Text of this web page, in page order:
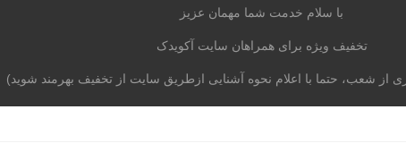
موتوری برند خودرو آکومگ لیست شعب تماس با ما
با سلام خدمت شما مهمان عزیز
تخفیف ویژه برای همراهان سایت آکویدک
شعب، حتما با اعلام نحوه آشنایی ازطریق سایت از تخفیف بهرمند شوید)